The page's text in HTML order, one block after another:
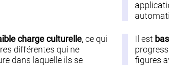
charge culturelle, ce qui
différentes qui ne
dans laquelle ils se
Il est
figures